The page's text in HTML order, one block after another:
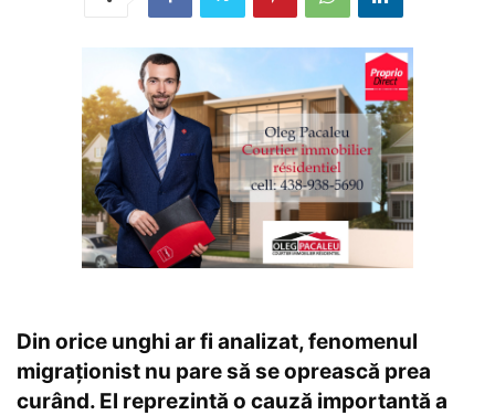
Din orice unghi ar fi analizat, fenomenul
migraţionist nu pare să se oprească prea
curând. El reprezintă o cauză importantă a